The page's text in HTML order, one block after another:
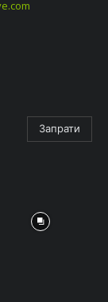
Запрати